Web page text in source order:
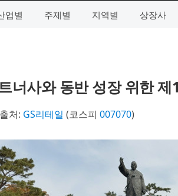
업별 주제별 지역별 상장사
너사와 동반 성장 위한 제
출처: GS리테일 (코스피 007070)